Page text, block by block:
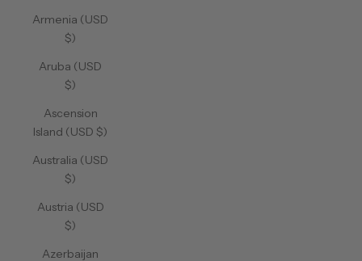
Armenia (USD
$)
Aruba (USD
$)
Ascension
Island (USD $)
Australia (USD
$)
Austria (USD
$)
Azerbaijan